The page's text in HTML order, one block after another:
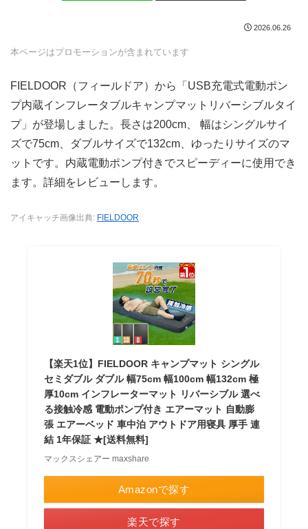
2026.06.26
本ページはプロモーションが含まれています
FIELDOOR（フィールドア）から「USB充電式電動ポン
プ内蔵インフレータブルキャンプマットリバーシブルタイ
プ」が登場しました。長さは200cm、 幅はシングルサイ
ズで75cm、ダブルサイズで132cm、ゆったりサイズのマ
ットです。内蔵電動ポンプ付きでスピーディーに使用でき
ます。詳細をレビューします。
アイキャッチ画像出典: FIELDOOR
【楽天1位】FIELDOOR キャンプマット シングル
セミダブル ダブル 幅75cm 幅100cm 幅132cm 極
厚10cm インフレーターマット リバーシブル 選べ
る接触冷感 電動ポンプ付き エアーマット 自動膨
張 エアーベッド 車中泊 アウトドア用寝具 厚手 連
結 1年保証 ★[送料無料]
マックスシェアー maxshare
Amazonで探す
楽天で探す